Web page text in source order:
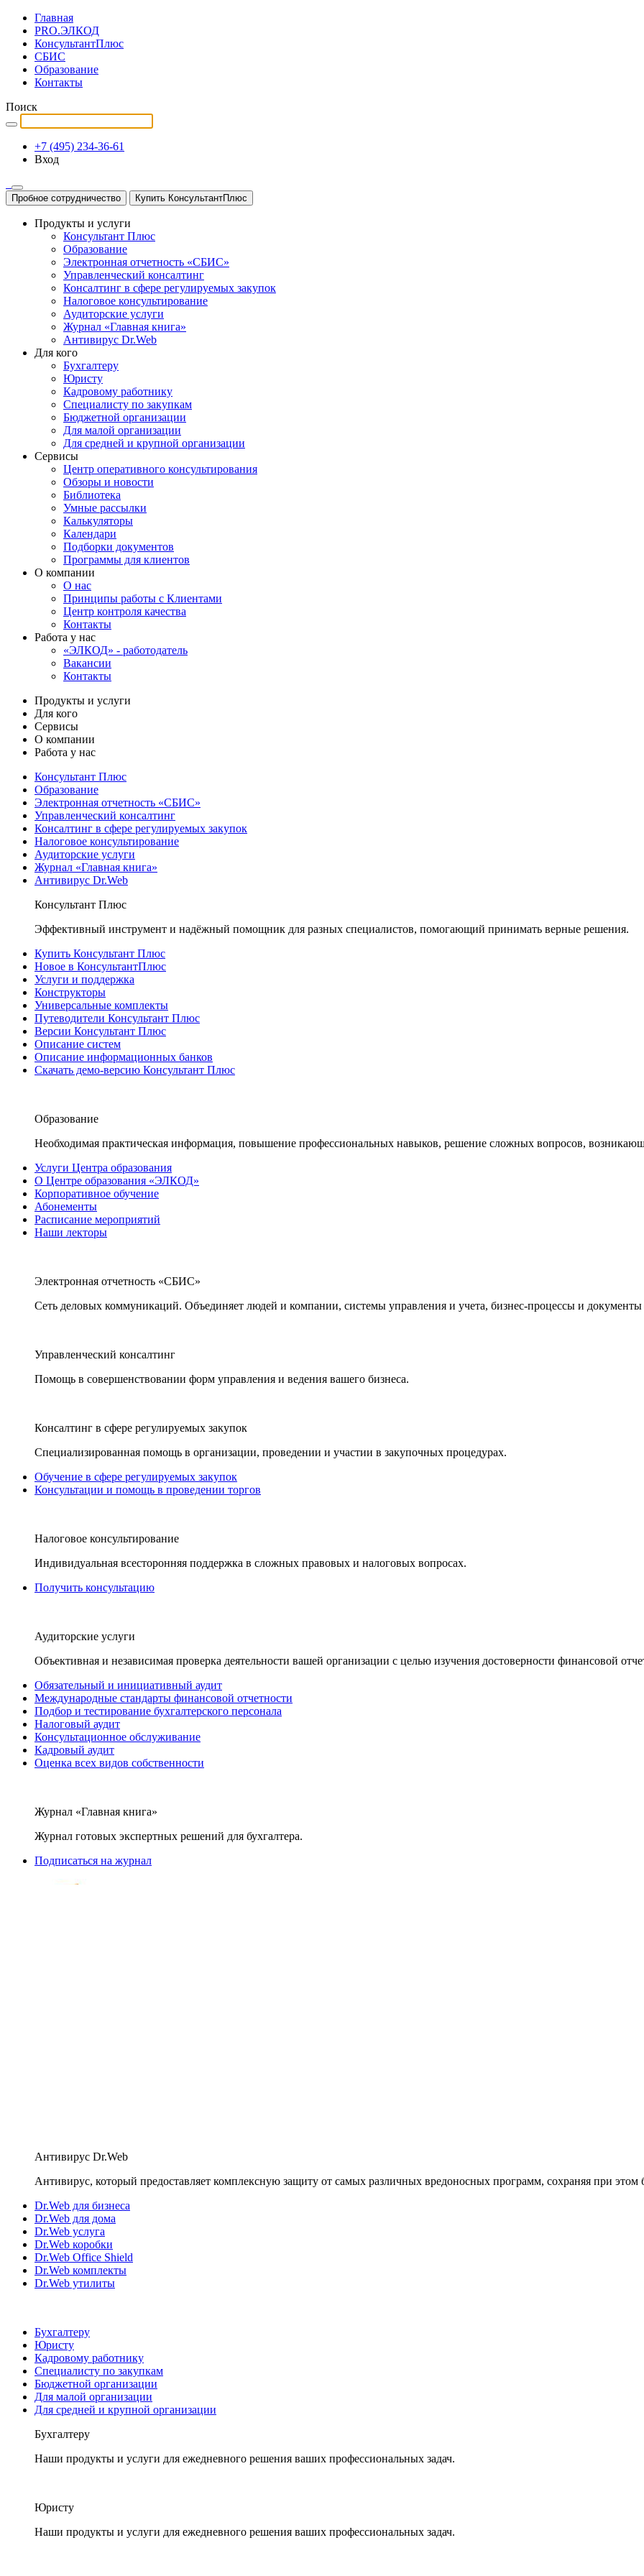
Главная
PRO.ЭЛКОД
КонсультантПлюс
СБИС
Образование
Контакты
Поиск
+7 (495) 234-36-61
Вход
Пробное сотрудничество Купить КонсультантПлюс
Продукты и услуги
Консультант Плюс
Образование
Электронная отчетность «СБИС»
Управленческий консалтинг
Консалтинг в сфере регулируемых закупок
Налоговое консультирование
Аудиторские услуги
Журнал «Главная книга»
Антивирус Dr.Web
Для кого
Бухгалтеру
Юристу
Кадровому работнику
Специалисту по закупкам
Бюджетной организации
Для малой организации
Для средней и крупной организации
Сервисы
Центр оперативного консультирования
Обзоры и новости
Библиотека
Умные рассылки
Калькуляторы
Календари
Подборки документов
Программы для клиентов
О компании
О нас
Принципы работы с Клиентами
Центр контроля качества
Контакты
Работа у нас
«ЭЛКОД» - работодатель
Вакансии
Контакты
Продукты и услуги
Для кого
Сервисы
О компании
Работа у нас
Консультант Плюс
Образование
Электронная отчетность «СБИС»
Управленческий консалтинг
Консалтинг в сфере регулируемых закупок
Налоговое консультирование
Аудиторские услуги
Журнал «Главная книга»
Антивирус Dr.Web
Консультант Плюс
Эффективный инструмент и надёжный помощник для разных специалистов, помогающий принимать верные решения.
Купить Консультант Плюс
Новое в КонсультантПлюс
Услуги и поддержка
Конструкторы
Универсальные комплекты
Путеводители Консультант Плюс
Версии Консультант Плюс
Описание систем
Описание информационных банков
Скачать демо-версию Консультант Плюс
Образование
Необходимая практическая информация, повышение профессиональных навыков, решение сложных вопросов,
Услуги Центра образования
О Центре образования «ЭЛКОД»
Корпоративное обучение
Абонементы
Расписание мероприятий
Наши лекторы
Электронная отчетность «СБИС»
Сеть деловых коммуникаций. Объединяет людей и компании, системы управления и учета, бизнес-процессы и документы
Управленческий консалтинг
Помощь в совершенствовании форм управления и ведения вашего бизнеса.
Консалтинг в сфере регулируемых закупок
Специализированная помощь в организации, проведении и участии в закупочных процедурах.
Обучение в сфере регулируемых закупок
Консультации и помощь в проведении торгов
Налоговое консультирование
Индивидуальная всесторонняя поддержка в сложных правовых и налоговых вопросах.
Получить консультацию
Аудиторские услуги
Объективная и независимая проверка деятельности вашей организации с целью изучения достоверности финансовой
Обязательный и инициативный аудит
Международные стандарты финансовой отчетности
Подбор и тестирование бухгалтерского персонала
Налоговый аудит
Консультационное обслуживание
Кадровый аудит
Оценка всех видов собственности
Журнал «Главная книга»
Журнал готовых экспертных решений для бухгалтера.
Подписаться на журнал
Антивирус Dr.Web
Антивирус, который предоставляет комплексную защиту от самых различных вредоносных программ, сохраняя при этом
Dr.Web для бизнеса
Dr.Web для дома
Dr.Web услуга
Dr.Web коробки
Dr.Web Office Shield
Dr.Web комплекты
Dr.Web утилиты
Бухгалтеру
Юристу
Кадровому работнику
Специалисту по закупкам
Бюджетной организации
Для малой организации
Для средней и крупной организации
Бухгалтеру
Наши продукты и услуги для ежедневного решения ваших профессиональных задач.
Юристу
Наши продукты и услуги для ежедневного решения ваших профессиональных задач.